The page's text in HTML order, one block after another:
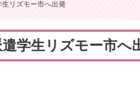
リズモー市へ出発
学生リズモー市へ